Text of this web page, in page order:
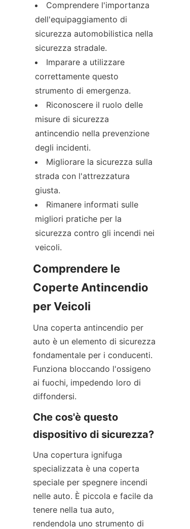
Comprendere l'importanza
dell'equipaggiamento di
sicurezza automobilistica nella
sicurezza stradale.
Imparare a utilizzare
correttamente questo
strumento di emergenza.
Riconoscere il ruolo delle
misure di sicurezza
antincendio nella prevenzione
degli incidenti.
Migliorare la sicurezza sulla
strada con l'attrezzatura
giusta.
Rimanere informati sulle
migliori pratiche per la
sicurezza contro gli incendi nei
veicoli.
Comprendere le
Coperte Antincendio
per Veicoli
Una coperta antincendio per
auto è un elemento di sicurezza
fondamentale per i conducenti.
Funziona bloccando l'ossigeno
ai fuochi, impedendo loro di
diffondersi.
Che cos'è questo
dispositivo di sicurezza?
Una copertura ignifuga
specializzata è una coperta
speciale per spegnere incendi
nelle auto. È piccola e facile da
tenere nella tua auto,
rendendola uno strumento di